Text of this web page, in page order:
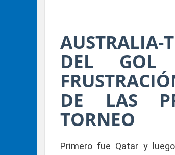
DEL
DE LAS
TORNEO
Primero fue Qatar y